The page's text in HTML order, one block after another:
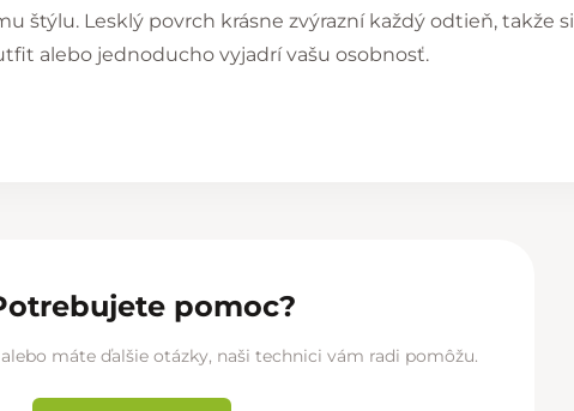
štýlu. Lesklý povrch krásne zvýrazní každý odtieň, takže si
alebo jednoducho vyjadrí vašu osobnosť.
pomoc?
máte ďalšie otázky, naši technici vám radi pomôžu.